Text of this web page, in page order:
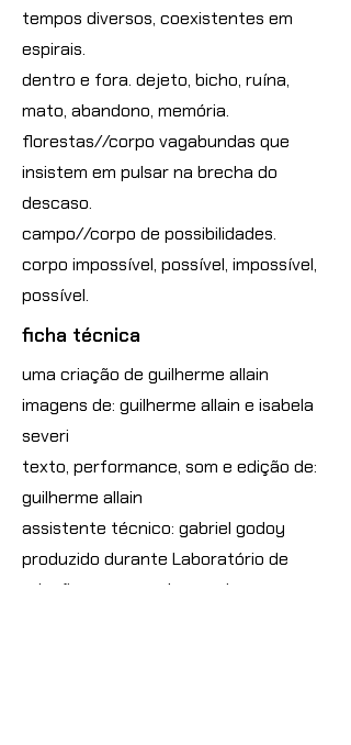
tempos diversos, coexistentes em
espirais.
dentro e fora. dejeto, bicho, ruína,
mato, abandono, memória.
florestas//corpo vagabundas que
insistem em pulsar na brecha do
descaso.
campo//corpo de possibilidades.
corpo impossível, possível, impossível,
possível.
ficha técnica
uma criação de guilherme allain
imagens de: guilherme allain e isabela
severi
texto, performance, som e edição de:
guilherme allain
assistente técnico: gabriel godoy
produzido durante Laboratório de
criação com yann beauvais